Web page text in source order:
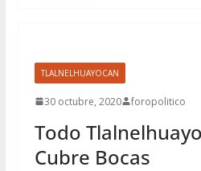
TLALNELHUAYOCAN
30 octubre, 2020 foropolitico
Todo
Cubre Bocas